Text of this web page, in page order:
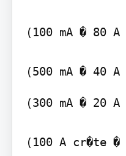
(100 mA � 80
(300 mA � 20
(100 A cr�te �